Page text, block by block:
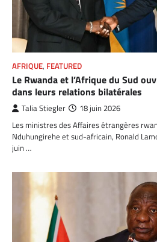
AFRIQUE, FEATURED
Le Rwanda et l’Afrique du Sud
dans leurs relations bilatérales
Talia Stiegler 18 juin 2026
Les ministres des Affaires étrangères
Nduhungirehe et sud-africain, Ronald
juin …